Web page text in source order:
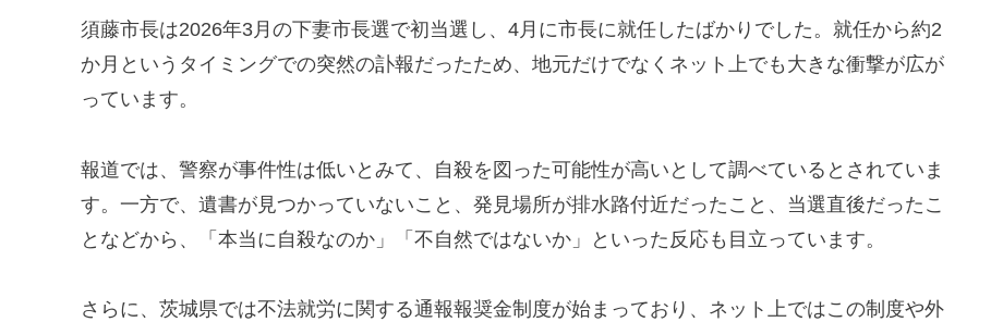
須藤市長は2026年3月の下妻市長選で初当選し、4月に市長に就任したばかりでした。就任から約2
か月というタイミングでの突然の訃報だったため、地元だけでなくネット上でも大きな衝撃が広が
っています。
報道では、警察が事件性は低いとみて、自殺を図った可能性が高いとして調べているとされていま
す。一方で、遺書が見つかっていないこと、発見場所が排水路付近だったこと、当選直後だったこ
となどから、「本当に自殺なのか」「不自然ではないか」といった反応も目立っています。
さらに、茨城県では不法就労に関する通報報奨金制度が始まっており、ネット上ではこの制度や外